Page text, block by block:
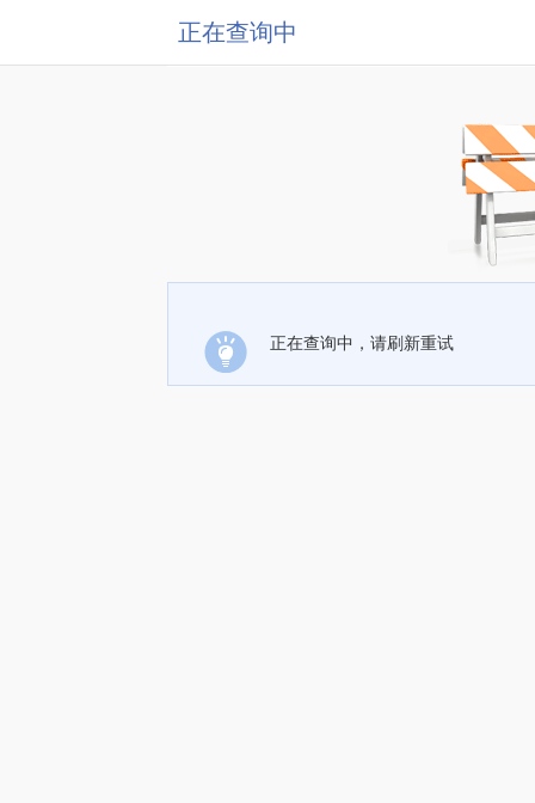
正在查询中
正在查询中，请刷新重试